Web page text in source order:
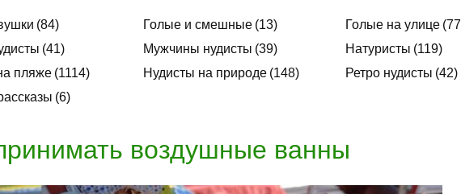
84 Голые и смешные 13 Голые на улице 77
41 Мужчины нудисты 39 Натуристы 119
пляже 1114 Нудисты на природе 148 Ретро нудисты 42
6
воздушные ванны